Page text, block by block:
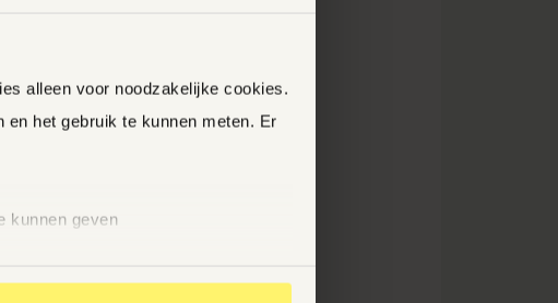
alleen voor noodzakelijke cookies.
het gebruik te kunnen meten. Er
kunnen geven
jou de
In dat geval moet